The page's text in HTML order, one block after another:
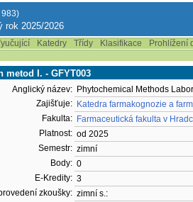
983)
rok 2025/2026
Katedry Třídy Klasifikace
Prohlížení
metod I. - GFYT003
Anglický název: Phytochemical Methods
Zajišťuje: Katedra farmakognozie a
Fakulta: Farmaceutická fakulta v
Platnost: od 2025
Semestr: zimní
Body: 0
E-Kredity: 3
zkoušky: zimní s.: